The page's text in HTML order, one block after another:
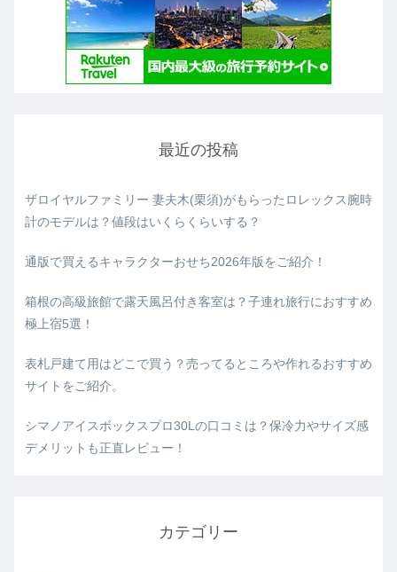
最近の投稿
ザロイヤルファミリー 妻夫木(栗須)がもらったロレックス腕時
計のモデルは？値段はいくらくらいする？
通版で買えるキャラクターおせち2026年版をご紹介！
箱根の高級旅館で露天風呂付き客室は？子連れ旅行におすすめ
極上宿5選！
表札戸建て用はどこで買う？売ってるところや作れるおすすめ
サイトをご紹介。
シマノアイスボックスプロ30Lの口コミは？保冷力やサイズ感
デメリットも正直レビュー！
カテゴリー